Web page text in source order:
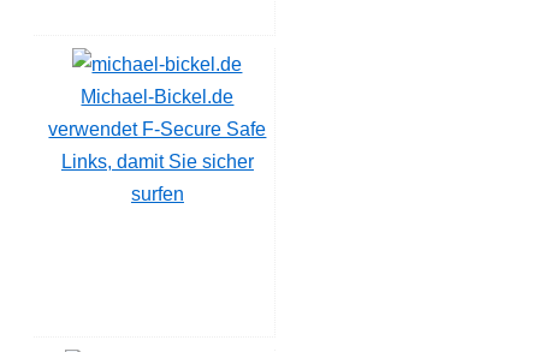
Michael-Bickel.de
verwendet F-Secure Safe
Links, damit Sie sicher
surfen